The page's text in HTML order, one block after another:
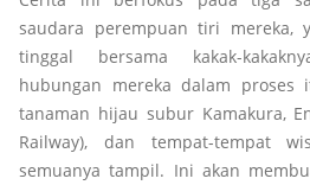
saudara perempuan tiri mereka,
tinggal bersama kakak-
hubungan mereka dalam proses
tanaman hijau subur Kamakura,
Railway), dan tempat-tempat
semuanya tampil. Ini akan